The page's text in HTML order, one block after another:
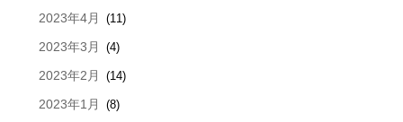
2023年4月 (11)
2023年3月 (4)
2023年2月 (14)
2023年1月 (8)